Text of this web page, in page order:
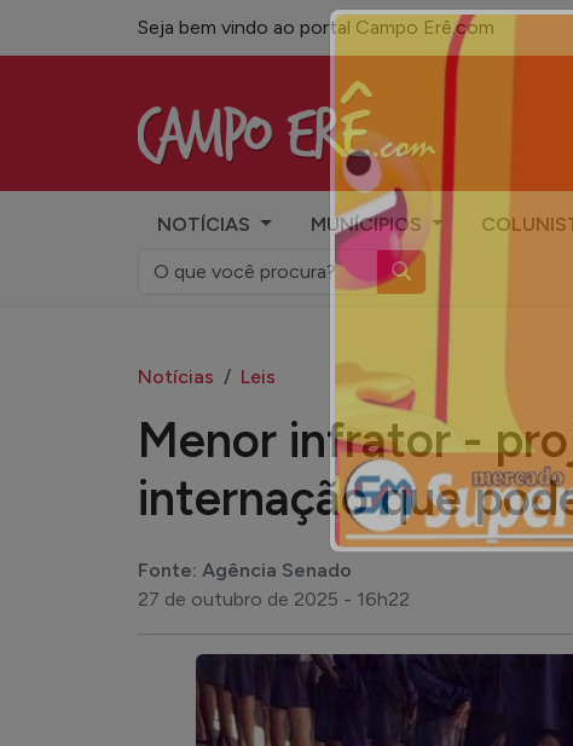
Seja bem vindo ao portal Campo Erê.com
Campo Erê.com
NOTÍCIAS MUNÍCIPIOS
Notícias Leis
Menor infrator -
internação que
Fonte: Agência Senado
27 de outubro de 2025 - 16h22